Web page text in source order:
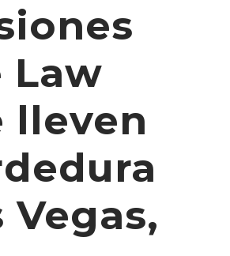
Law
lleven